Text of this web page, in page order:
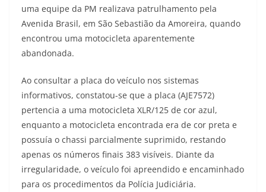
uma equipe da PM realizava patrulhamento pela
Avenida Brasil, em São Sebastião da Amoreira, quando
encontrou uma motocicleta aparentemente
abandonada.
Ao consultar a placa do veículo nos sistemas
informativos, constatou-se que a placa (AJE7572)
pertencia a uma motocicleta XLR/125 de cor azul,
enquanto a motocicleta encontrada era de cor preta e
possuía o chassi parcialmente suprimido, restando
apenas os números finais 383 visíveis. Diante da
irregularidade, o veículo foi apreendido e encaminhado
para os procedimentos da Polícia Judiciária.